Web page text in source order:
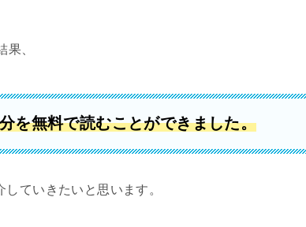
果、
を無料で読むことができました。
ていきたいと思います。